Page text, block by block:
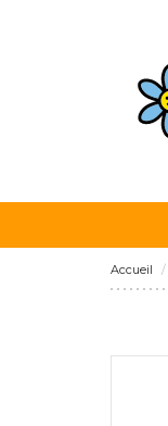
Accueil